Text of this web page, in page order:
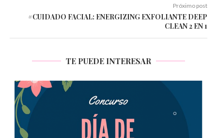
Próximo post
#CUIDADO FACIAL: ENERGIZING EXFOLIANTE DEEP
CLEAN 2 EN 1
TE PUEDE INTERESAR